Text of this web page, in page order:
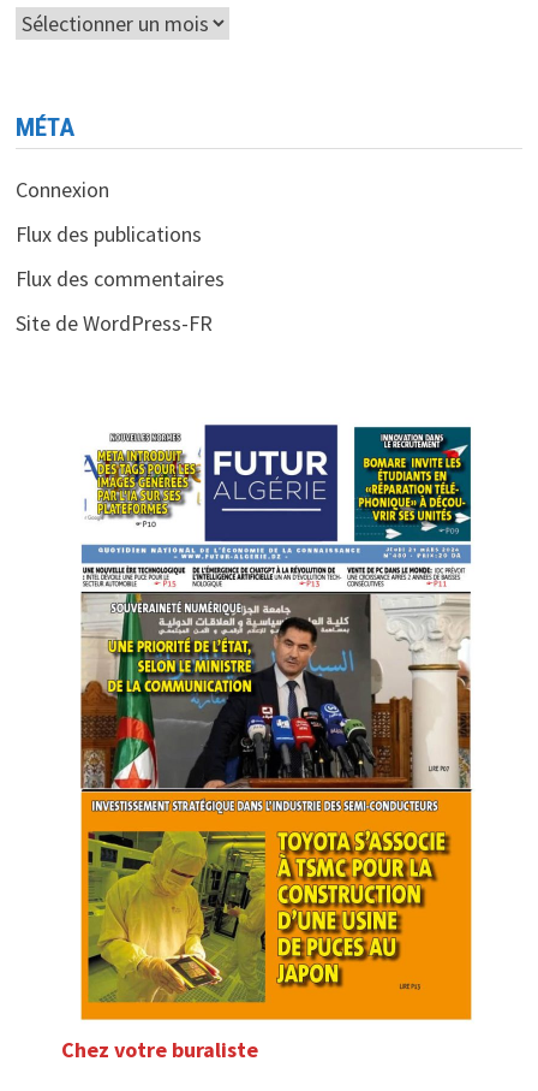
Archives
MÉTA
Connexion
Flux des publications
Flux des commentaires
Site de WordPress-FR
Chez votre buraliste